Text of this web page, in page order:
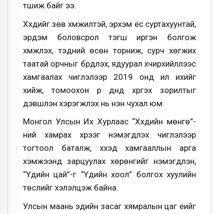
түшиж байг ээ.
Хүүхдийг зөв хүмүүжилтэй, эрхэм ёс суртахуунтай,
эрдэм боловсрол тэгш иргэн болгож
хүмүүжүүлэх, тэдний өсөн торниж, сурч хөгжих
таатай орчныг бүрдүүлэх, ядуурал хүчирхийллээс
хамгаалах чиглэлээр 2019 онд илүү ихийг
хийж, томоохон үр дүнд хүргэх зорилтыг
дэвшүүлэн хэрэгжүүлэх нь нэн чухал юм.
Монгол Улсын Их Хурлаас “Хүүхдийн мөнгө”-
ний хамрах хүрээг нэмэгдүүлэх чиглэлээр
тогтоол баталж, хүүхэд хамгааллын арга
хэмжээнд зарцуулах хөрөнгийг нэмэгдүүлэн,
“Үдийн цай”-г “Үдийн хоол” болгох хуулийн
төслийг хэлэлцэж байна.
Улсын маань эдийн засаг хямралын цаг үеийг